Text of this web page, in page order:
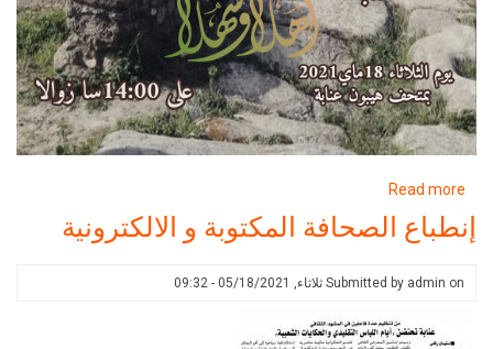
Read more
خرجة
لمتحف
عنابة
اختتام
إنطباع الصحافة المكتوبة و الالكترونية
Submitted by admin on ثلاثاء, 05/18/2021 - 09:32